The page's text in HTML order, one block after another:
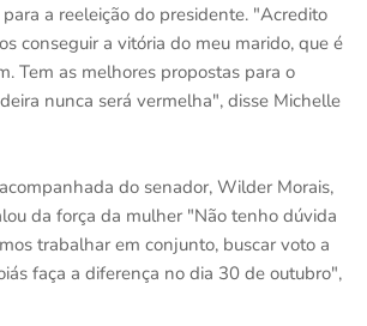
a reeleição do presidente. "Acredito
conseguir a vitória do meu marido, que é
Tem as melhores propostas para o
nunca será vermelha", disse Michelle
do senador, Wilder Morais,
da força da mulher "Não tenho dúvida
trabalhar em conjunto, buscar voto a
faça a diferença no dia 30 de outubro",